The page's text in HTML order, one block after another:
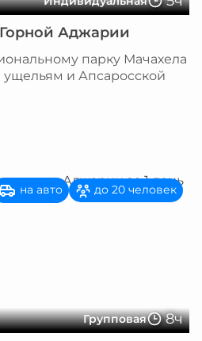
Аджарии
парку Мачахела
и Апсаросской
Групповая 8ч
на авто до 20 человек